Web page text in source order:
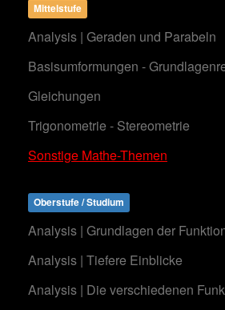
Mittelstufe
Analysis | Geraden und Parabeln
Basisumformungen -
Gleichungen
Trigonometrie - Stereometrie
Sonstige Mathe-Themen
Oberstufe / Studium
Analysis | Grundlagen der
Analysis | Tiefere Einblicke
Analysis | Die verschiedenen